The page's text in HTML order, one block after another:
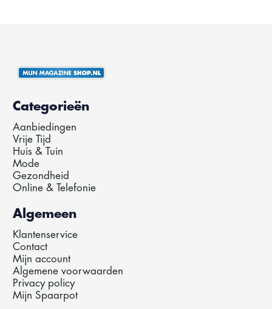
Categorieën
Aanbiedingen
Vrije Tijd
Huis & Tuin
Mode
Gezondheid
Online & Telefonie
Algemeen
Klantenservice
Contact
Mijn account
Algemene voorwaarden
Privacy policy
Mijn Spaarpot